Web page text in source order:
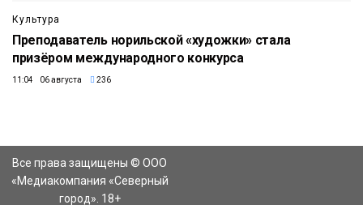
Культура
Преподаватель норильской «художки» стала
призёром международного конкурса
11:04 06 августа 236
Все права защищены © ООО
«Медиакомпания «Северный
город». 18+